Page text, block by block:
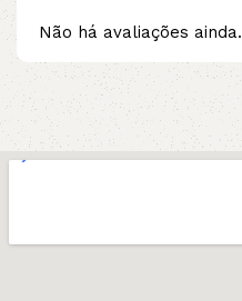
Não há avaliações ainda.